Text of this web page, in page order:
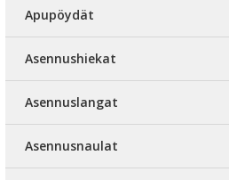
Apupöydät
Asennushiekat
Asennuslangat
Asennusnaulat